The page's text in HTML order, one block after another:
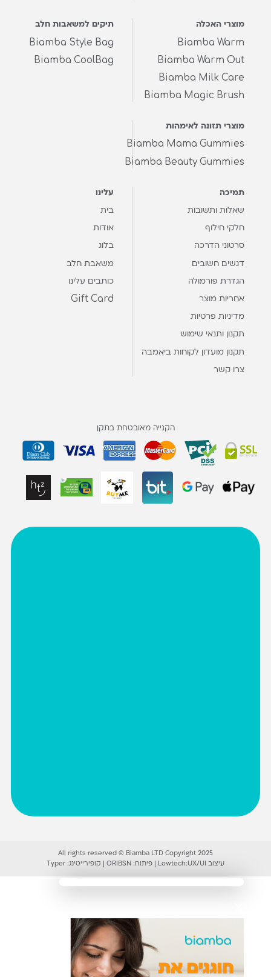
מוצרי האכלה
Biamba Warm
Biamba Warm Out
Biamba Milk Care
Biamba Magic Brush
תיקים למשאבות חלב
Biamba Style Bag
Biamba CoolBag
מוצרי תזונה לאימהות
Biamba Mama Gummies
Biamba Beauty Gummies
תמיכה
שאלות ותשובות
חלקי חילוף
סרטוני הדרכה
דגשים חשובים
הגדרת פורמולה
אחריות מוצר
מדיניות פרטיות
תקנון ותנאי שימוש
תקנון מועדון לקוחות ביאמבה
צרו קשר
עלינו
בית
אודות
בלוג
משאבת חלב
כותבים עלינו
Gift Card
הקנייה מאובטחת בתקן
All rights reserved © Biamba LTD Copyright 2025
עיצוב UX/UI:
Lowtech פיתוח: ORIBSN קופירייטינג: Typer